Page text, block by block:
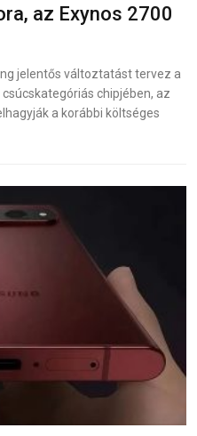
az Exynos 2700
jelentős változtatást tervez a
chipjében, az
a korábbi költséges